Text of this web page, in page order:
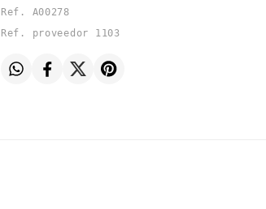
Ref. A00278
Ref. proveedor 1103